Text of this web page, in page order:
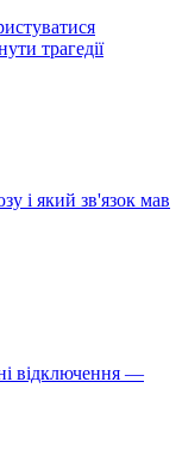
трагедії
і який зв'язок мав
відключення —